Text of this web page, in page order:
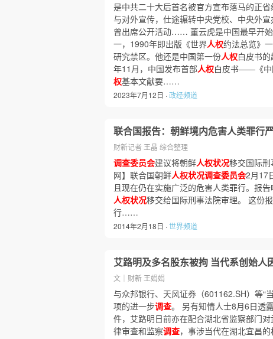
是中共二十大后首名被官方宣布落马的正
与对外宣传，仕途辗转中央党校、中央外
曾出席公开活动…… 董云虎是中国最早开
一，1990年即出版《世界人权约法总览》
研究禁区。他还是中国第一份人权白皮书
年11月，中国发布首部人权白皮书——《中
权基本文献要……
2023年7月12日 ·政经频道
联合国报告：朝鲜境内危害人类罪行
财新记者 王晶 综合整理
调查委员会建议将朝鲜人权状况移交国际
网】联合国朝鲜人权状况调查委员会2月17
且现在仍在实施广泛的危害人类罪行。报
人权状况移交给国际刑事法院审理。 这份
行……
2014年2月18日 ·世界频道
艾路明及多名股东被拘 当代系创始人
文｜财新 王娟娟
与众邦银行、天风证券（601162.SH）等“
项的进一步调查。 另有知情人士8月6日透
件，艾路明日前亦在配合湖北省监察部门
律审查和监察调查，事涉当代在湖北宜昌